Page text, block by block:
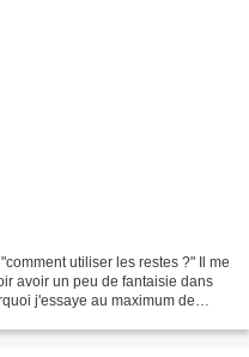
utiliser les restes ?" Il me
avoir un peu de fantaisie dans
j'essaye au maximum de